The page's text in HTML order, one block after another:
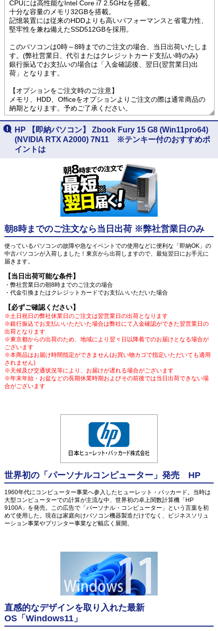
CPUには高性能なIntel Core i7 2.5GHzを搭載。
十分な容量のメモリ32GBを搭載。
記憶装置には従来のHDDよりも高いパフォーマンスと省電力性、
堅牢性を兼ね備えたSSD512GBを採用。
このパソコンは0時～8時までのご注文の場合、当日出荷いたしま
す。(弊社営業日、代引またはクレジットカード支払い時のみ)
銀行振込でお支払いの場合は「入金確認後、翌日(翌営業日)出
荷」となります。
【オプションをご注文時のご注意】
メモリ、HDD、Officeをオプションよりご注文の際は通常商品の
納期となります。予めご了承ください。
HP 【即納パソコン】 Zbook Fury 15 G8 (Win11pro64)
(NVIDIA RTX A2000) 7N11 ※テンキー付のおすすめポ
イントは
朝8時までのご注文なら当日出荷 ※弊社営業日のみ
使っているパソコンの故障や急なイベントでの使用などに便利な「即納OK」の
中古パソコンが入荷しました！東京から出荷しますので、最短翌日にお手元に
届きます。
【当日出荷可能な条件】
・弊社営業日の朝8時までのご注文の場合
・代金引換またはクレジットカードでお支払いいただいた場合
【必ずご確認ください】
※土日祝日の弊社休業日のご注文は翌営業日の出荷となります
※銀行振込でお支払いいただいた場合は弊社にて入金確認ができた翌営業日の
出荷となります
※東京都からの出荷のため、地域により翌々日以降着でのお届けとなる場合が
ございます
※本商品はお届け時間指定ができません(お買い物カゴで指定いただいても適用
されません)
※天候及び交通状況等により、お届けが遅れる場合がございます
※年末年始・お盆などの長期休業時期およびその前後では当日出荷できない場
合がございます
世界初の「パーソナルコンピューター」発売 HP
1960年代にコンピューター事業へ参入したヒューレット・パッカード。当時は
大型コンピューターでの計算が主流な中、世界初の卓上関数計算機「HP
9100A」を発売。この広告で「パーソナル・コンピューター」という言葉を初
めて使用した。現在は家庭向けパソコン機器製造だけでなく、ビジネスソリュ
ーション事業やプリンター事業など幅広く展開。
直感的なデザインを取り入れた最新
OS「Windows11」